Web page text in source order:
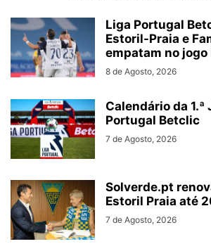
Liga Portugal
Estoril-Praia e
empatam no
8 de Agosto, 2026
Calendário da 1.ª
Portugal Betclic
7 de Agosto, 2026
Solverde.pt
Estoril Praia até
7 de Agosto, 2026